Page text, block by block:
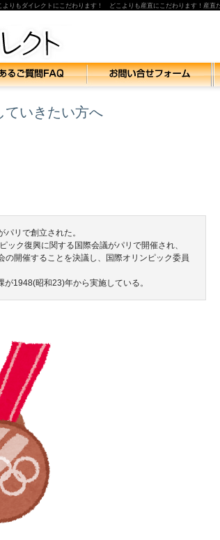
りもダイレクトにこだわります！ どこよりも産直にこだわります！産直
ていきたい方へ
リで創立された。
ク復興に関する国際会議がパリで開催され、
開催することを決議し、国際オリンピック委員
1948(昭和23)年から実施している。